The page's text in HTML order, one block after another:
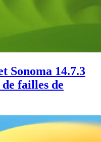
Sonoma 14.7.3
failles de